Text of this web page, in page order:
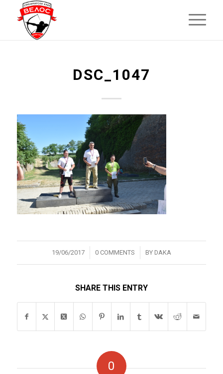
DSC_1047
19/06/2017
/ 0 COMMENTS
/ BY DAKA
SHARE THIS ENTRY
0